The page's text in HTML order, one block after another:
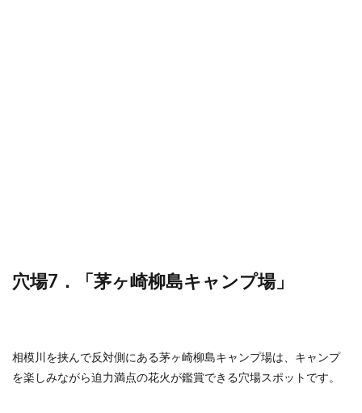
穴場7．「茅ヶ崎柳島キャンプ場」
相模川を挟んで反対側にある茅ヶ崎柳島キャンプ場は、キャンプ
を楽しみながら迫力満点の花火が鑑賞できる穴場スポットです。